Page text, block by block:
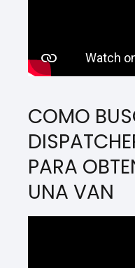
COMO
PARA
UNA VAN